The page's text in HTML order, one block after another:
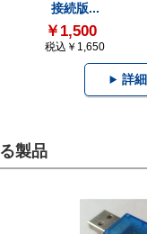
接続版...
￥1,500
税込￥1,650
詳
製品